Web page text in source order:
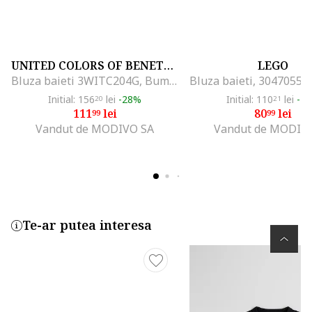
UNITED COLORS OF BENETTON
Bluza baieti 3WITC204G, Bumbac, Portocaliu, Portocaliu
Initial: 15620 lei -28%
11199lei
Vandut de MODIVO SA
LEGO
Initial: 11021 lei -
8099lei
Vandut de
Te-ar putea interesa